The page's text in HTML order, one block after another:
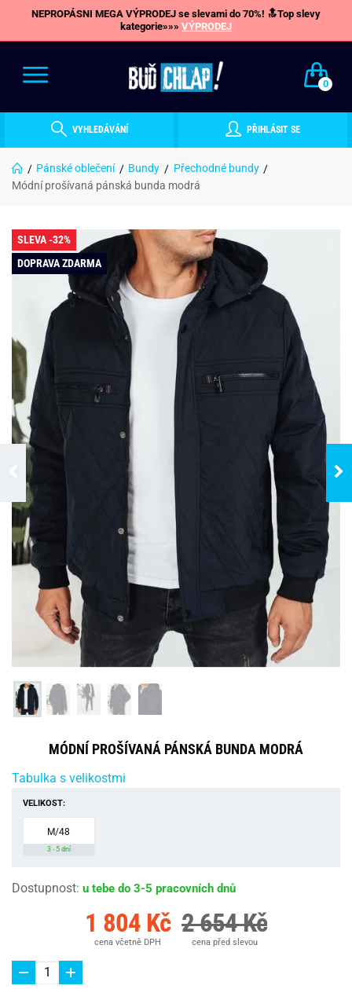
NEPROPÁSNI MEGA VÝPRODEJ se slevami do 70%! 🔝Top slevy
kategorie»»» VÝPRODEJ
0
VYHLEDÁVÁNÍ PŘIHLÁSIT SE
Pánské oblečení Bundy
Přechodné bundy
Módní prošívaná pánská bunda modrá
SLEVA -32%
DOPRAVA ZDARMA
MÓDNÍ PROŠÍVANÁ PÁNSKÁ BUNDA MODRÁ
Tabulka s velikostmi
VELIKOST:
M/48
3 - 5 dní
Dostupnost: u tebe do 3-5 pracovních dnů
1 804 Kč
cena včetně DPH
2 654 Kč
cena před slevou